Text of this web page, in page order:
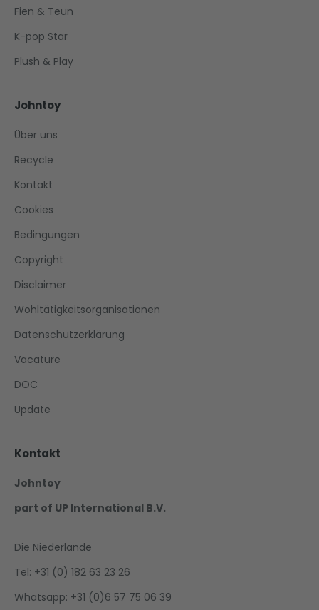
Fien & Teun
K-pop Star
Plush & Play
Johntoy
Über uns
Recycle
Kontakt
Cookies
Bedingungen
Copyright
Disclaimer
Wohltätigkeitsorganisationen
Datenschutzerklärung
Vacature
DOC
Update
Kontakt
Johntoy
part of UP International B.V.
Die Niederlande
Tel: +31 (0) 182 63 23 26
Whatsapp: +31 (0)6 57 75 06 39